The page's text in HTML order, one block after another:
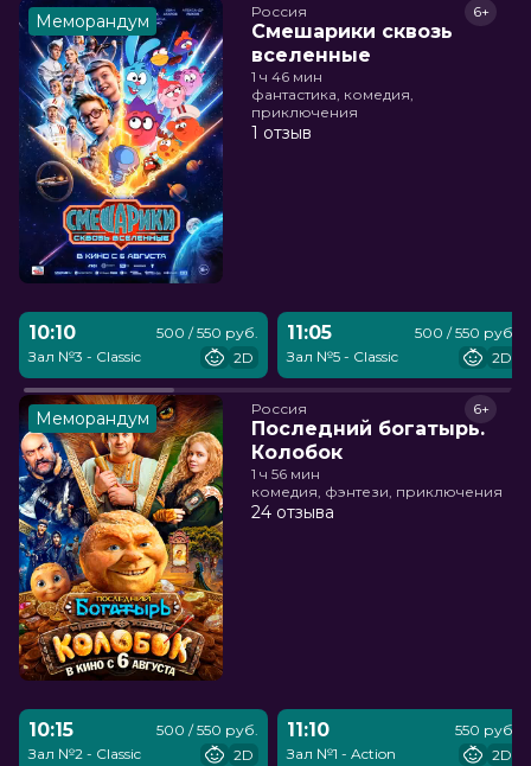
Меморандум Россия
Смешарики сквозь
вселенные
6+
1 ч 46 мин
фантастика, комедия,
приключения
1 отзыв
10:10
Зал №3 - Classic
500 / 550 руб.
2D
11:05
Зал №5 - Classic
500 / 550 руб.
2D
Меморандум Россия
Последний богатырь.
Колобок
6+
1 ч 56 мин
комедия, фэнтези, приключения
24 отзыва
10:15
Зал №2 - Classic
500 / 550 руб.
2D
11:10
Зал №1 - Action
550 руб.
2D